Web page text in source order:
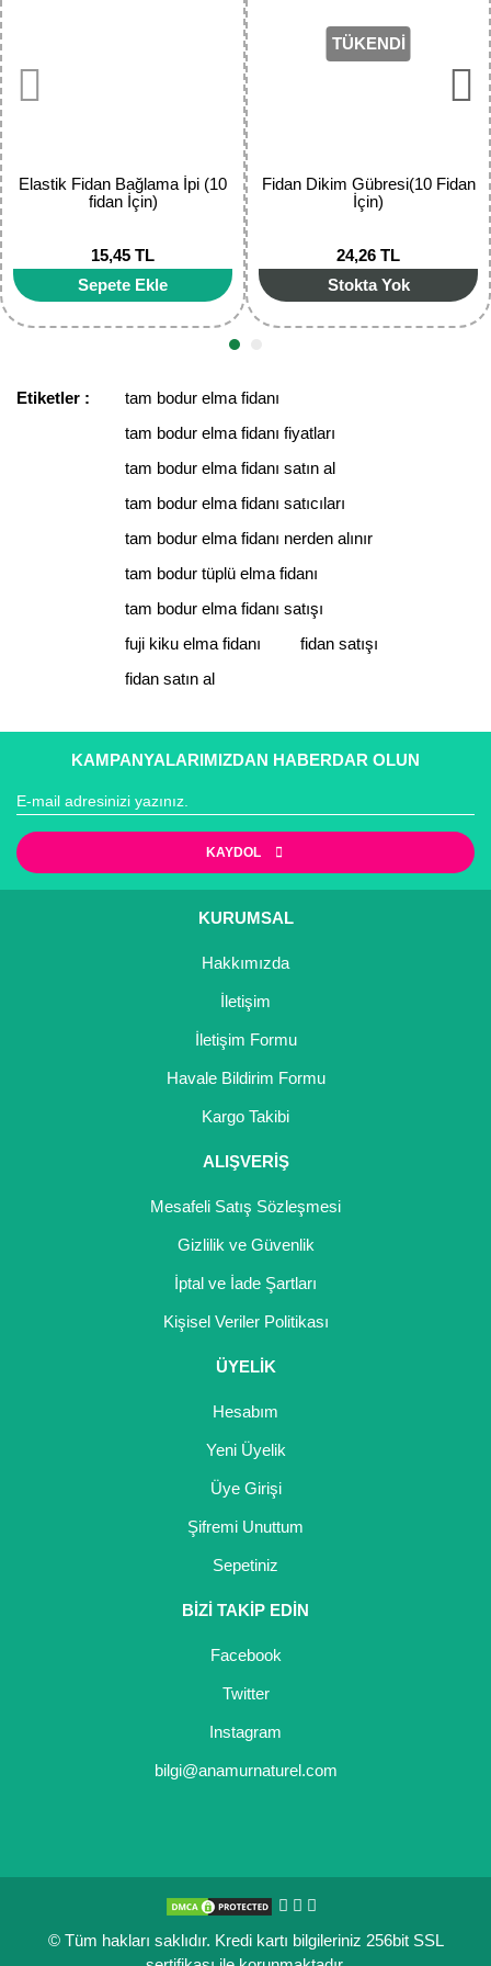
Ürün açıklamasında eksik bilgiler bulunuyor.
Ürün bilgilerinde hatalar bulunuyor.
Ürün fiyatı diğer sitelerden daha pahalı.
Bu ürüne benzer farklı alternatifler olmalı.
Gönder
Elastik Fidan Bağlama İpi (10
fidan İçin)
15,45 TL
Sepete Ekle
TÜKENDİ
Fidan Dikim Gübresi(10 Fidan
İçin)
24,26 TL
Stokta Yok
Etiketler :
tam bodur elma fidanı
tam bodur elma fidanı fiyatları
tam bodur elma fidanı satın al
tam bodur elma fidanı satıcıları
tam bodur elma fidanı nerden alınır
tam bodur tüplü elma fidanı
tam bodur elma fidanı satışı
fuji kiku elma fidanı
fidan satışı
fidan satın al
KAMPANYALARIMIZDAN HABERDAR OLUN
KAYDOL
KURUMSAL
Hakkımızda
İletişim
İletişim Formu
Havale Bildirim Formu
Kargo Takibi
ALIŞVERİŞ
Mesafeli Satış Sözleşmesi
Gizlilik ve Güvenlik
İptal ve İade Şartları
Kişisel Veriler Politikası
ÜYELİK
Hesabım
Yeni Üyelik
Üye Girişi
Şifremi Unuttum
Sepetiniz
BİZİ TAKİP EDİN
Facebook
Twitter
Instagram
bilgi@anamurnaturel.com
© Tüm hakları saklıdır. Kredi kartı bilgileriniz 256bit SSL